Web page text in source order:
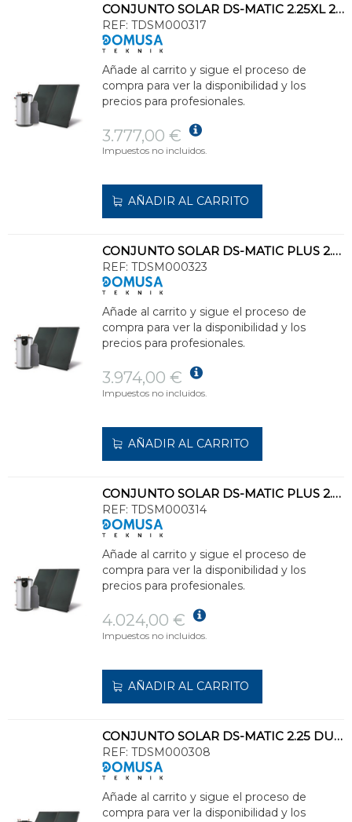
CONJUNTO SOLAR DS-MATIC 2.25XL 250l 10m CLASE ENERGÉTICA C
REF: TDSM000317
Añade al carrito y sigue el proceso de
compra para ver la disponibilidad y los
precios para profesionales.
3.777,00 €
Impuestos no incluidos.
AÑADIR AL CARRITO
CONJUNTO SOLAR DS-MATIC PLUS 2.25XL 250l CLASE ENERGÉTICA C
REF: TDSM000323
Añade al carrito y sigue el proceso de
compra para ver la disponibilidad y los
precios para profesionales.
3.974,00 €
Impuestos no incluidos.
AÑADIR AL CARRITO
CONJUNTO SOLAR DS-MATIC PLUS 2.25 DUO-L CLASE ENERGÉTICA C
REF: TDSM000314
Añade al carrito y sigue el proceso de
compra para ver la disponibilidad y los
precios para profesionales.
4.024,00 €
Impuestos no incluidos.
AÑADIR AL CARRITO
CONJUNTO SOLAR DS-MATIC 2.25 DUO-L CLASE ENERGÉTICA C
REF: TDSM000308
Añade al carrito y sigue el proceso de
compra para ver la disponibilidad y los